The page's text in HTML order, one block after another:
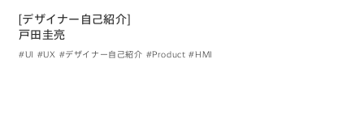
[デザイナー自己紹介]
戸田圭亮
#UI #UX #デザイナー自己紹介 #Product #HMI